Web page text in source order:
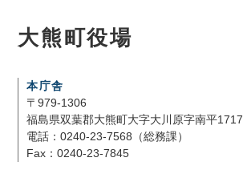
大熊町役場
本庁舎
〒979-1306
福島県双葉郡大熊町大字大川原字南平1717
電話：0240-23-7568（総務課）
Fax：0240-23-7845